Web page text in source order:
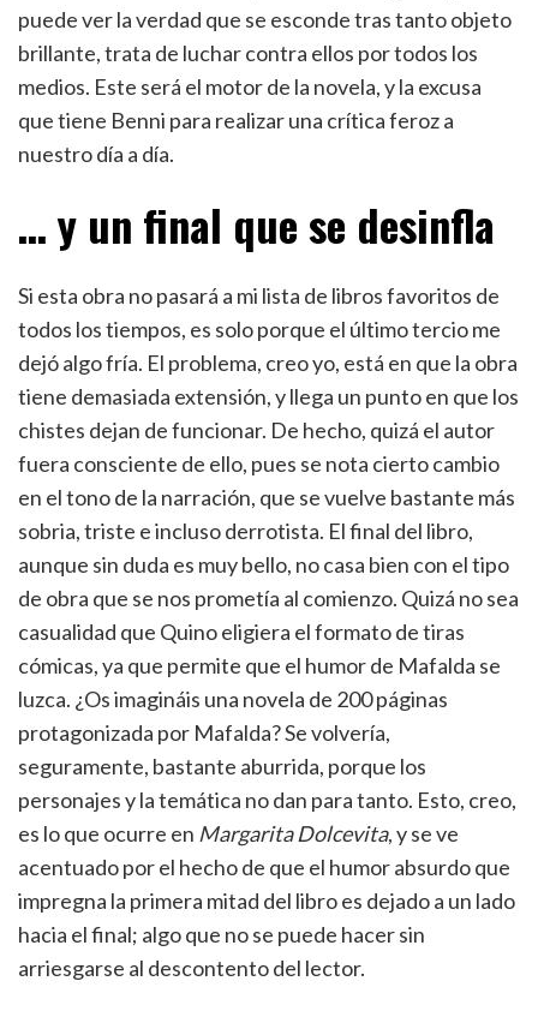
puede ver la verdad que se esconde tras tanto objeto
brillante, trata de luchar contra ellos por todos los
medios. Este será el motor de la novela, y la excusa
que tiene Benni para realizar una crítica feroz a
nuestro día a día.
… y un final que se desinfla
Si esta obra no pasará a mi lista de libros favoritos de
todos los tiempos, es solo porque el último tercio me
dejó algo fría. El problema, creo yo, está en que la obra
tiene demasiada extensión, y llega un punto en que los
chistes dejan de funcionar. De hecho, quizá el autor
fuera consciente de ello, pues se nota cierto cambio
en el tono de la narración, que se vuelve bastante más
sobria, triste e incluso derrotista. El final del libro,
aunque sin duda es muy bello, no casa bien con el tipo
de obra que se nos prometía al comienzo. Quizá no sea
casualidad que Quino eligiera el formato de tiras
cómicas, ya que permite que el humor de Mafalda se
luzca. ¿Os imagináis una novela de 200 páginas
protagonizada por Mafalda? Se volvería,
seguramente, bastante aburrida, porque los
personajes y la temática no dan para tanto. Esto, creo,
es lo que ocurre en Margarita Dolcevita, y se ve
acentuado por el hecho de que el humor absurdo que
impregna la primera mitad del libro es dejado a un lado
hacia el final; algo que no se puede hacer sin
arriesgarse al descontento del lector.